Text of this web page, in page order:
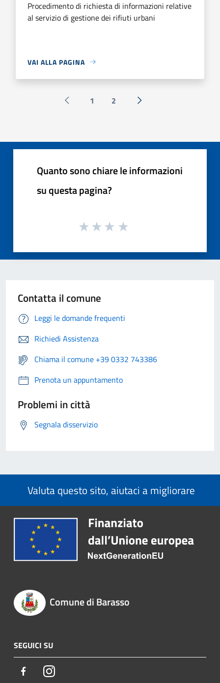
Procedimento di richiesta di informazioni relative
al servizio di gestione dei rifiuti urbani
VAI ALLA PAGINA
Pagina precedente
1 2 Successiva »
Quanto sono chiare le informazioni
su questa pagina?
Contatta il comune
Leggi le domande frequenti
Richiedi Assistenza
Chiama il comune +39 0332 743386
Prenota un appuntamento
Problemi in città
Segnala disservizio
Valuta questo sito, aiutaci a migliorare
Comune di Barasso
SEGUICI SU
FacebookInstagram